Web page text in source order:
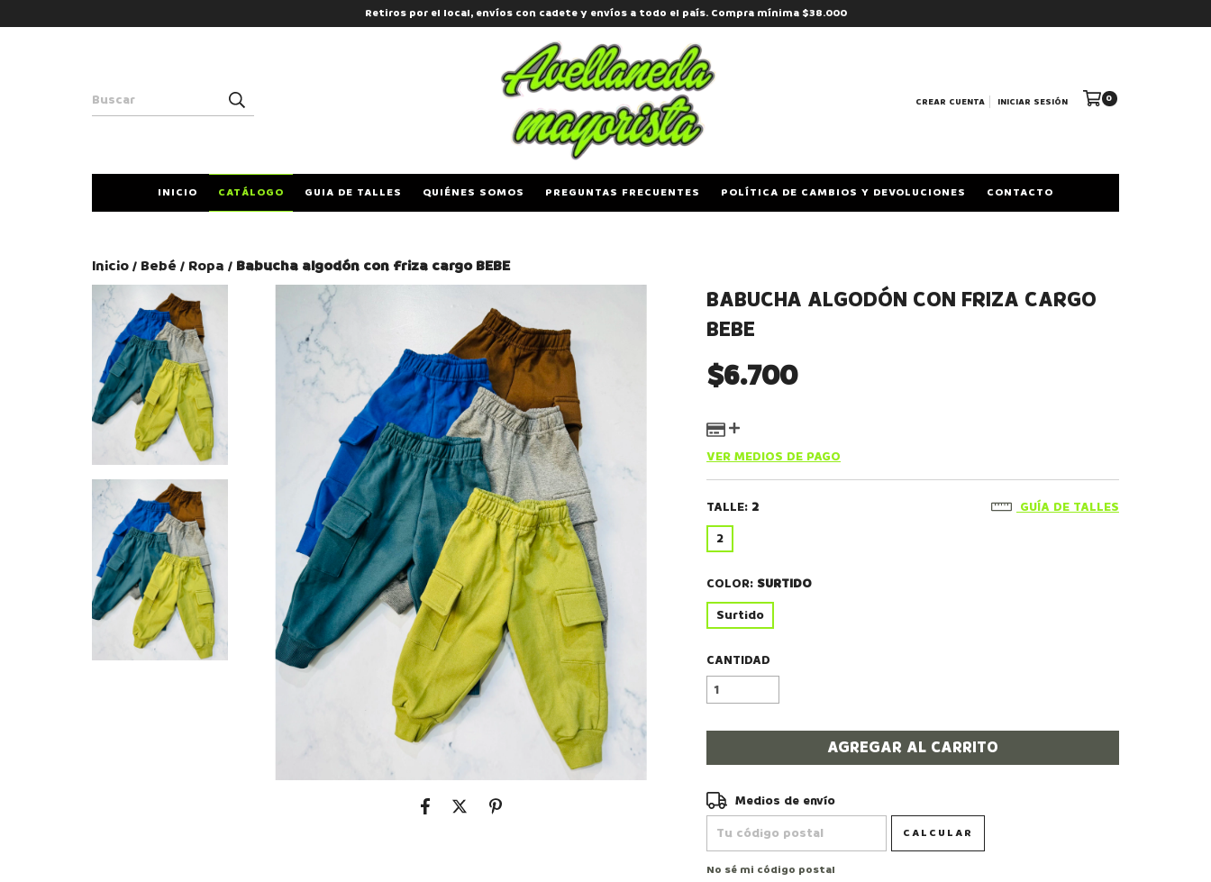
Retiros por el local, envíos con cadete y envíos a todo el país. Compra mínima $38.000
CREAR CUENTA INICIAR SESIÓN 0
INICIO CATÁLOGO GUIA DE TALLES QUIÉNES SOMOS PREGUNTAS FRECUENTES POLÍTICA DE CAMBIOS Y DEVOLUCIONES CONTACTO
Inicio / Bebé / Ropa / Babucha algodón con friza cargo BEBE
BABUCHA ALGODÓN CON FRIZA CARGO
BEBE
$6.700
VER MEDIOS DE PAGO
TALLE: 2
GUÍA DE TALLES
2
COLOR: SURTIDO
Surtido
CANTIDAD
Entregas para el CP:
Medios de envío
CALCULAR
No sé mi código postal